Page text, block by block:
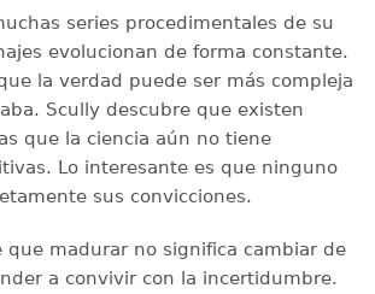
series procedimentales de su
evolucionan de forma constante.
la verdad puede ser más compleja
Scully descubre que existen
que la ciencia aún no tiene
Lo interesante es que ninguno
sus convicciones.
que madurar no significa cambiar de
a convivir con la incertidumbre.